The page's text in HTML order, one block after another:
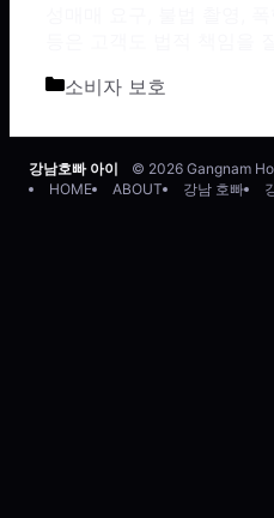
카테고리
소비자 보호
강남호빠 아이
© 2026 Gangnam
HOME
ABOUT 강남 호빠